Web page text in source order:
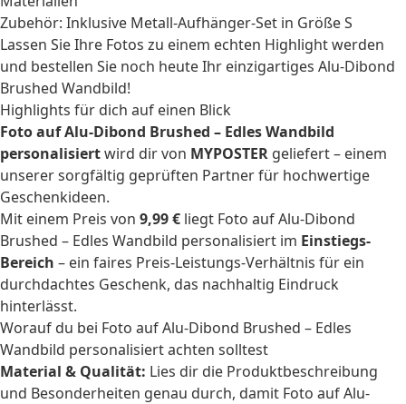
Zubehör: Inklusive Metall-Aufhänger-Set in Größe S
Lassen Sie Ihre Fotos zu einem echten Highlight werden
und bestellen Sie noch heute Ihr einzigartiges Alu-Dibond
Brushed Wandbild!
Highlights für dich auf einen Blick
Foto auf Alu-Dibond Brushed – Edles Wandbild
personalisiertwird dir von MYPOSTER geliefert – einem
unserer sorgfältig geprüften Partner für hochwertige
Geschenkideen.
Mit einem Preis von 9,99 € liegt Foto auf Alu-Dibond
Brushed – Edles Wandbild personalisiert im Einstiegs-
Bereich – ein faires Preis-Leistungs-Verhältnis für ein
durchdachtes Geschenk, das nachhaltig Eindruck
hinterlässt.
Worauf du bei Foto auf Alu-Dibond Brushed – Edles
Wandbild personalisiert achten solltest
Material & Qualität: Lies dir die Produktbeschreibung
und Besonderheiten genau durch, damit Foto auf Alu-